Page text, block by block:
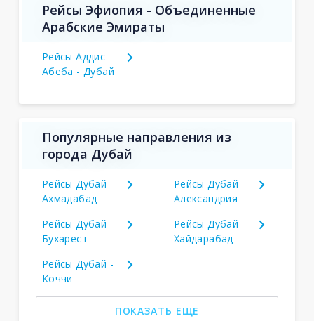
Рейсы Эфиопия - Объединенные
Арабские Эмираты
Рейсы Аддис-
Абеба - Дубай
Популярные направления из
города Дубай
Рейсы Дубай -
Ахмадабад
Рейсы Дубай -
Александрия
Рейсы Дубай -
Бухарест
Рейсы Дубай -
Хайдарабад
Рейсы Дубай -
Коччи
ПОКАЗАТЬ ЕЩЕ